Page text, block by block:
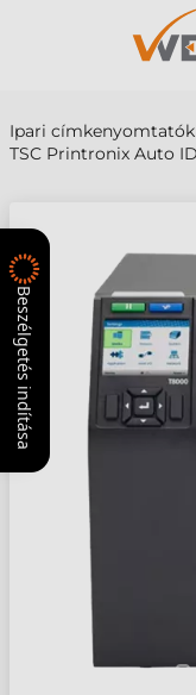
Ipari címkenyomtatók
TSC Printronix Auto
Beszélgetés indítása